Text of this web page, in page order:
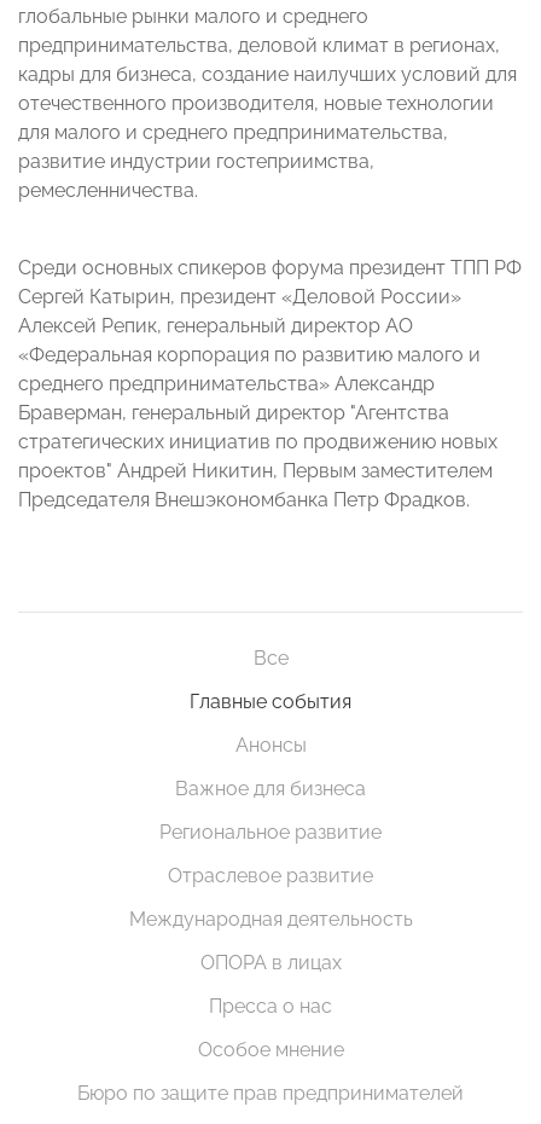
глобальные рынки малого и среднего
предпринимательства, деловой климат в регионах,
кадры для бизнеса, создание наилучших условий для
отечественного производителя, новые технологии
для малого и среднего предпринимательства,
развитие индустрии гостеприимства,
ремесленничества.
Среди основных спикеров форума президент ТПП РФ
Сергей Катырин, президент «Деловой России»
Алексей Репик, генеральный директор АО
«Федеральная корпорация по развитию малого и
среднего предпринимательства» Александр
Браверман, генеральный директор "Агентства
стратегических инициатив по продвижению новых
проектов" Андрей Никитин, Первым заместителем
Председателя Внешэкономбанка Петр Фрадков.
Все
Главные события
Анонсы
Важное для бизнеса
Региональное развитие
Отраслевое развитие
Международная деятельность
ОПОРА в лицах
Пресса о нас
Особое мнение
Бюро по защите прав предпринимателей